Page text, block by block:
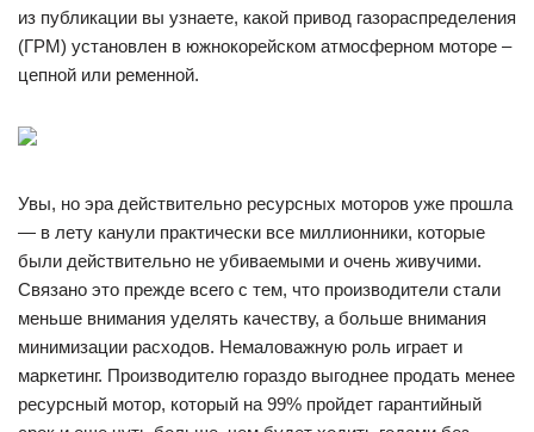
из публикации вы узнаете, какой привод газораспределения
(ГРМ) установлен в южнокорейском атмосферном моторе –
цепной или ременной.
Увы, но эра действительно ресурсных моторов уже прошла
— в лету канули практически все миллионники, которые
были действительно не убиваемыми и очень живучими.
Связано это прежде всего с тем, что производители стали
меньше внимания уделять качеству, а больше внимания
минимизации расходов. Немаловажную роль играет и
маркетинг. Производителю гораздо выгоднее продать менее
ресурсный мотор, который на 99% пройдет гарантийный